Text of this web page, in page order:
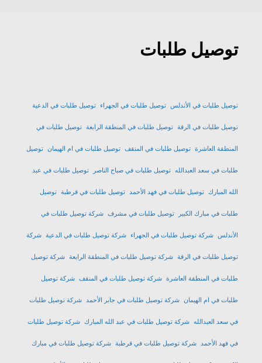
توصيل طلبات
توصيل طلبات في الأندلس توصيل طلبات في الجهراء توصيل طلبات في الدعية
توصيل طلبات في الرقة توصيل طلبات في المنطقة الرابعة توصيل طلبات في
المنطقة العاشرة توصيل طلبات في المنقف توصيل طلبات في ام الهيمان توصيل
طلبات في سعد العبدالله توصيل طلبات في صباح الناصر توصيل طلبات في عبد
الله المبارك توصيل طلبات في فهد الأحمد توصيل طلبات في قرطبة توصيل
طلبات في مبارك الكبير توصيل طلبات في مشرف شركة توصيل طلبات في
الأندلس شركة توصيل طلبات في الجهراء شركة توصيل طلبات في الدعية شركة
توصيل طلبات في الرقة شركة توصيل طلبات في المنطقة الرابعة شركة توصيل
طلبات في المنطقة العاشرة شركة توصيل طلبات في المنقف شركة توصيل
طلبات في ام الهيمان شركة توصيل طلبات في جابر الأحمد شركة توصيل طلبات
في سعد العبدالله شركة توصيل طلبات في عبد الله المبارك شركة توصيل طلبات
في فهد الأحمد شركة توصيل طلبات في قرطبة شركة توصيل طلبات في مبارك